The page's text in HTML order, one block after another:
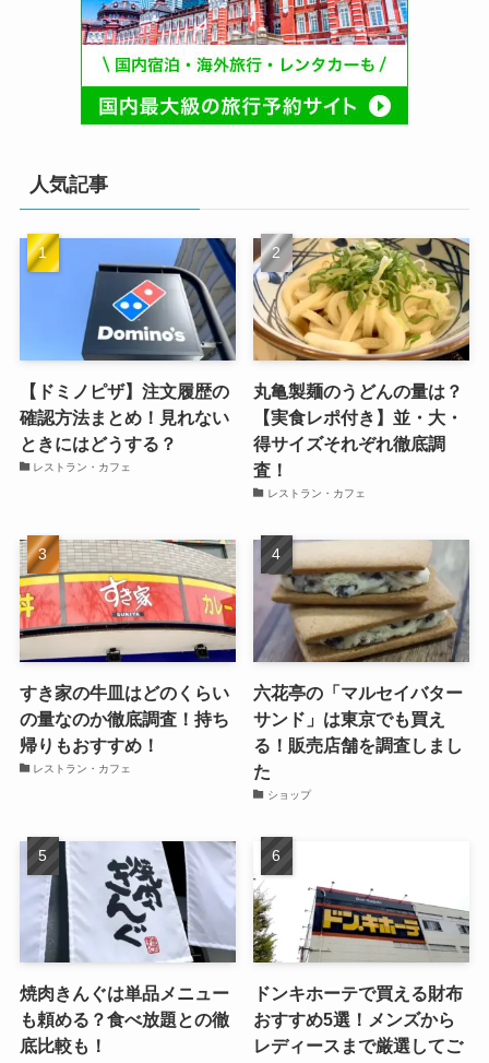
人気記事
【ドミノピザ】注文履歴の
確認方法まとめ！見れない
ときにはどうする？
レストラン・カフェ
丸亀製麺のうどんの量は？
【実食レポ付き】並・大・
得サイズそれぞれ徹底調
査！
レストラン・カフェ
すき家の牛皿はどのくらい
の量なのか徹底調査！持ち
帰りもおすすめ！
レストラン・カフェ
六花亭の「マルセイバター
サンド」は東京でも買え
る！販売店舗を調査しまし
た
ショップ
焼肉きんぐは単品メニュー
も頼める？食べ放題との徹
底比較も！
ドンキホーテで買える財布
おすすめ5選！メンズから
レディースまで厳選してご